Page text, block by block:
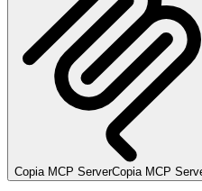
Copia MCP ServerCopia MCP